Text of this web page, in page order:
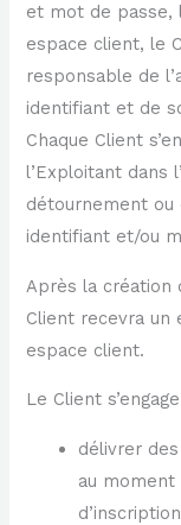
et mot de passe,
espace client, le
responsable de
identifiant et de
Chaque Client
l’Exploitant dans
détournement ou
identifiant et/ou
Après la création
Client recevra un
espace client.
Le Client
délivrer
au moment